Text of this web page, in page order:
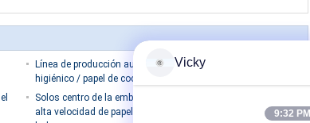
Línea de producción automática de rollos de papel
higiénico / papel de cocina Jrt Maxi Rewinding Machinery
Solos centro de la embaladora del rollo/aislamiento de
alta velocidad de papel automáticos completos de los
Vicky
9:32 PM